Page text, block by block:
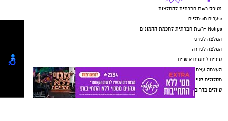
איומים וסחיטה. לטענת ההגנה, הרקע לפרשה הוא
מאבק פנימי סביב אכיפת נוכחות עובדים בעירייה.
עוד טען הסנגור כי לא התקיימו יחסי מרות בין
החשוד למתלוננת וכי מדובר בשני בגירים, ולכן
לשיטתו לא בוצעה עבירה.
בהחלטתו קבע השופט ישראל פת כי מחומר